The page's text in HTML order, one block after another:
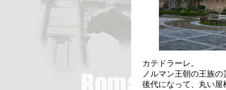
カテドラーレ。
ノルマン王朝の王族の
後代になって、丸い屋